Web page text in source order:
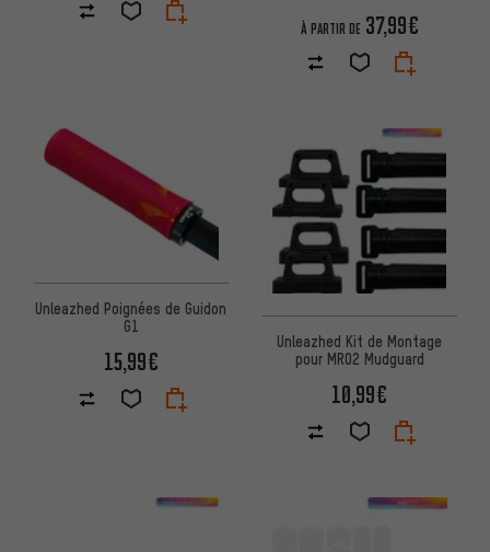
À PARTIR DE 37,99€
Unleazhed Poignées de Guidon
G1
15,99€
Unleazhed Kit de Montage
pour MR02 Mudguard
10,99€